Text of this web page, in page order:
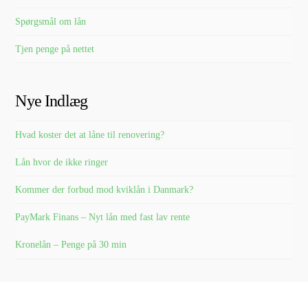
Spørgsmål om lån
Tjen penge på nettet
Nye Indlæg
Hvad koster det at låne til renovering?
Lån hvor de ikke ringer
Kommer der forbud mod kviklån i Danmark?
PayMark Finans – Nyt lån med fast lav rente
Kronelån – Penge på 30 min